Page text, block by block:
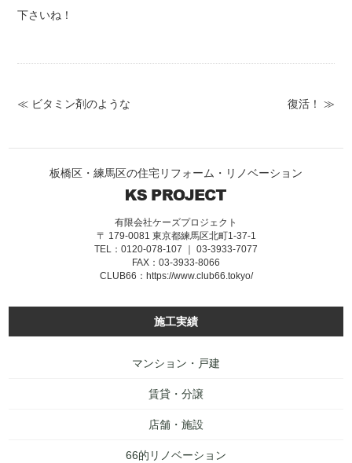
下さいね！
復活！ ≫
≪ ビタミン剤のような
板橋区・練馬区の住宅リフォーム・リノベーション
有限会社ケーズプロジェクト
〒 179-0081 東京都練馬区北町1-37-1
TEL：0120-078-107 ｜ 03-3933-7077
FAX：03-3933-8066
CLUB66： https://www.club66.tokyo/
施工実績
マンション・戸建
賃貸・分譲
店舗・施設
66的リノベーション